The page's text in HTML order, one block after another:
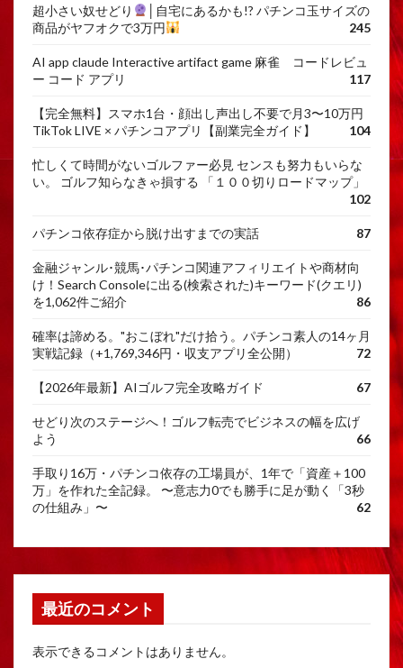
超小さい奴せどり
│自宅にあるかも!? パチンコ玉サイズの
商品がヤフオクで3万円
245
AI app claude Interactive artifact game 麻雀 コードレビュ
ー コード アプリ
117
【完全無料】スマホ1台・顔出し声出し不要で月3〜10万円
TikTok LIVE × パチンコアプリ【副業完全ガイド】
104
忙しくて時間がないゴルファー必見 センスも努力もいらな
い。 ゴルフ知らなきゃ損する 「１００切りロードマップ」
102
パチンコ依存症から脱け出すまでの実話 87
金融ジャンル･競馬･パチンコ関連アフィリエイトや商材向
け！Search Consoleに出る(検索された)キーワード(クエリ)
を1,062件ご紹介
86
確率は諦める。"おこぼれ"だけ拾う。パチンコ素人の14ヶ月
実戦記録（+1,769,346円・収支アプリ全公開）
72
【2026年最新】AIゴルフ完全攻略ガイド 67
せどり次のステージへ！ゴルフ転売でビジネスの幅を広げ
よう
66
手取り16万・パチンコ依存の工場員が、1年で「資産＋100
万」を作れた全記録。 〜意志力0でも勝手に足が動く「3秒
の仕組み」〜
62
最近のコメント
表示できるコメントはありません。